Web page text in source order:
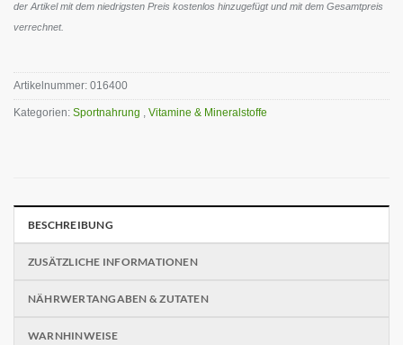
der Artikel mit dem niedrigsten Preis kostenlos hinzugefügt und mit dem Gesamtpreis
verrechnet.
Artikelnummer: 016400
Kategorien: Sportnahrung , Vitamine & Mineralstoffe
BESCHREIBUNG
ZUSÄTZLICHE INFORMATIONEN
NÄHRWERTANGABEN & ZUTATEN
WARNHINWEISE